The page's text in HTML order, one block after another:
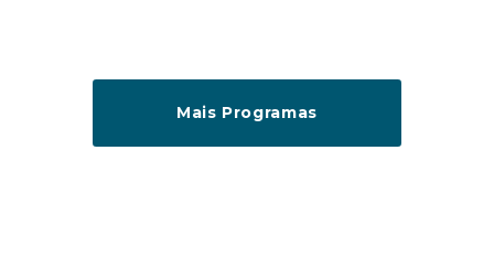
Mais Programas